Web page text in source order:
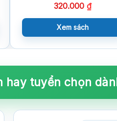
320.000 ₫
Xem sách
hay tuyển chọn